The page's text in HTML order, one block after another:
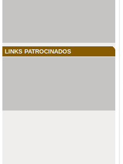
LINKS PATROCINADOS